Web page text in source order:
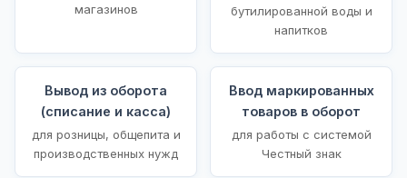
магазинов
бутилированной воды и
напитков
Вывод из оборота
(списание и касса)
для розницы, общепита и
производственных нужд
Ввод маркированных
товаров в оборот
для работы с системой
Честный знак